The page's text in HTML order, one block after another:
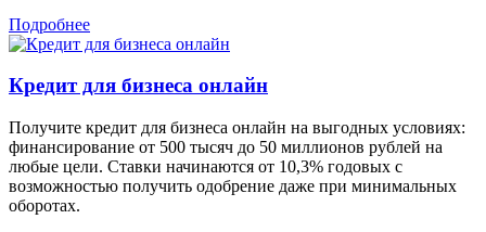
Подробнее
Кредит для бизнеса онлайн
Получите кредит для бизнеса онлайн на выгодных условиях:
финансирование от 500 тысяч до 50 миллионов рублей на
любые цели. Ставки начинаются от 10,3% годовых с
возможностью получить одобрение даже при минимальных
оборотах.